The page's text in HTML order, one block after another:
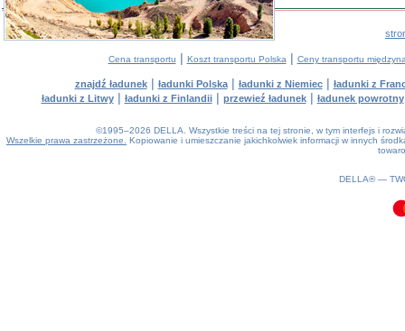
Cena transportu | Koszt transportu Polska | Ceny transportu
znajdź ładunek| ładunki Polska| ładunki z Niemiec| ładunki z
ładunki z Litwy| ładunki z Finlandii| przewieź ładunek| ładunek powrotny
©1995–2026 DELLA. Wszystkie treści na tej stronie, w tym interfejs i
Wszelkie prawa zastrzeżone.
Kopiowanie i umieszczanie jakichkolwiek informacji w innych
DELLA® —